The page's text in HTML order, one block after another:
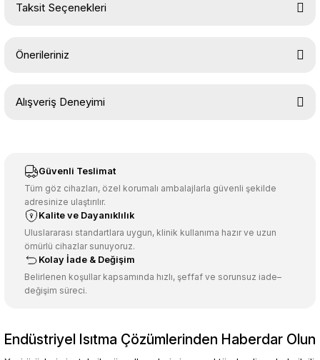
Taksit Seçenekleri
Önerileriniz
konularda yetersiz gördüğünüz noktaları öneri formunu kullanarak
Ürün resmi kalitesiz, bozuk veya görüntülenemiyor.
Ürün açıklamasında eksik bilgiler bulunuyor.
Ürün bilgilerinde hatalar bulunuyor.
Ürün fiyatı diğer sitelerden daha pahalı.
Bu ürüne benzer farklı alternatifler olmalı.
Gönder
Alışveriş Deneyimi
Güvenli Teslimat
Tüm göz cihazları, özel korumalı ambalajlarla güvenli şekilde
adresinize ulaştırılır.
Kalite ve Dayanıklılık
Uluslararası standartlara uygun, klinik kullanıma hazır ve uzun
ömürlü cihazlar sunuyoruz.
Kolay İade & Değişim
Belirlenen koşullar kapsamında hızlı, şeffaf ve sorunsuz iade–
değişim süreci.
Endüstriyel Isıtma Çözümlerinden Haberdar Olun